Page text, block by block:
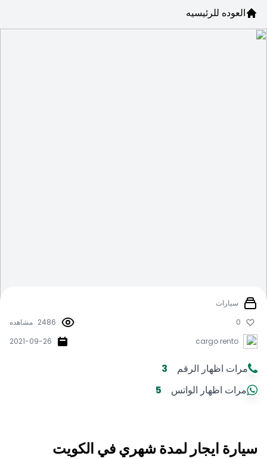
العوده للرئيسيه
سيارات
0
2486 مشاهده
cargo rento
2021-09-26
مرات اظهار الرقم
3
مرات اظهار الواتس
5
سيارة ايجار لمدة شهري في الكويت